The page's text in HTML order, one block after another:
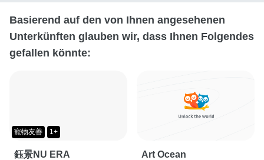
Basierend auf den von Ihnen angesehenen
Unterkünften glauben wir, dass Ihnen Folgendes
gefallen könnte:
寵物友善 1+
鈺景NU ERA Art Ocean